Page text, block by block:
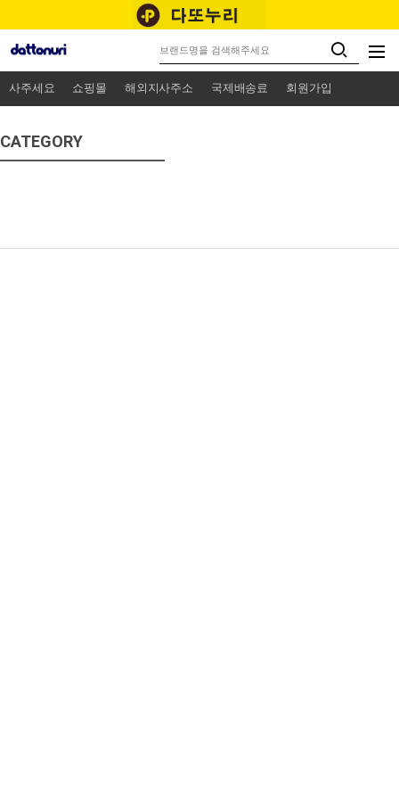
사주세요 쇼핑몰 해외지사주소 국제배송료 회원가입
CATEGORY